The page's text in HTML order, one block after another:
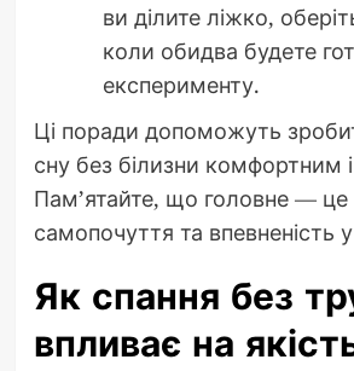
ви ділите ліжко,
коли обидва будете
експерименту.
Ці поради допоможуть
сну без білизни комфортним
Пам’ятайте, що головне —
самопочуття та впевненість
Як спання без
впливає на